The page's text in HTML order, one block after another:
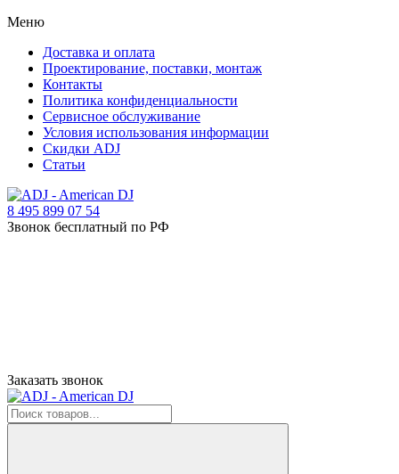
Меню
Доставка и оплата
Проектирование, поставки, монтаж
Контакты
Политика конфиденциальности
Сервисное обслуживание
Условия использования информации
Скидки ADJ
Статьи
8 495 899 07 54
Звонок бесплатный по РФ
Заказать звонок